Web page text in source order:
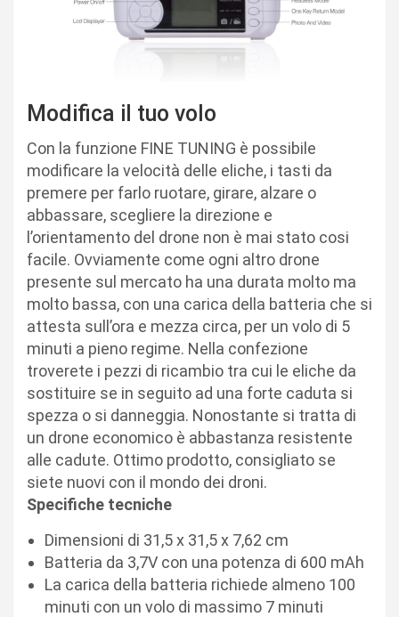
Modifica il tuo volo
Con la funzione FINE TUNING è possibile
modificare la velocità delle eliche, i tasti da
premere per farlo ruotare, girare, alzare o
abbassare, scegliere la direzione e
l’orientamento del drone non è mai stato cosi
facile. Ovviamente come ogni altro drone
presente sul mercato ha una durata molto ma
molto bassa, con una carica della batteria che si
attesta sull’ora e mezza circa, per un volo di 5
minuti a pieno regime. Nella confezione
troverete i pezzi di ricambio tra cui le eliche da
sostituire se in seguito ad una forte caduta si
spezza o si danneggia. Nonostante si tratta di
un drone economico è abbastanza resistente
alle cadute. Ottimo prodotto, consigliato se
siete nuovi con il mondo dei droni.
Specifiche tecniche
Dimensioni di 31,5 x 31,5 x 7,62 cm
Batteria da 3,7V con una potenza di 600 mAh
La carica della batteria richiede almeno 100
minuti con un volo di massimo 7 minuti